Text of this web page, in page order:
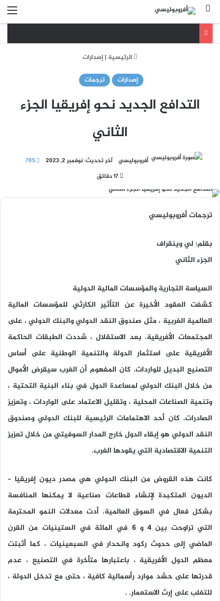
بحث عن
الرئيسية |إصدارات
إصدارات ترجمات
التدافع الجديد نحو إفريقيا الجزء
الثاني
أفروبوليسي آخر تحديث: نوفمبر 2, 2023
705
ترجمات أفروبوليسي
بقلم: لي وينقراف
الجزء الثاني
السياسة التجارية والمؤسسات المالية الدولية
كشفت العقود الأخيرة عن التأثير الكارثي للمؤسسات المالية
العالمية الغربية ، مثل صندوق النقد الدولي والبنك الدولي ، على
المجتمعات الأفريقية. بعد الاستقلال ، شددت الطبقات الحاكمة
الأفريقية على استثمار الدولة والتنمية الوطنية على أساس
التصنيع البديل للواردات. كان المفهوم أن الغرب سيقرض الأموال
من خلال البنك الدولي لمساعدة الدول في بناء البنية التحتية ،
وتنمية الصناعات المحلية ، وتقليل الاعتماد على الواردات ، وتعزيز
الصادرات. كان أحد الاهتمامات الرئيسية للبنك الدولي وصندوق
النقد الدولي هو إبقاء الدول خارج المدار السوفيتي من خلال تعزيز
التنمية الاقتصادية التي يقودها الغرب.
كانت هذه القروض من البنك الدولي هي مصدر ديون إفريقيا –
الديون المتكبدة لإنشاء قطاعات صناعية لا يمكنها المنافسة
بشكل فعال في السوق العالمية. أدت معدلات النمو المحترمة
التي تراوحت بين 4 و 6 في المائة في الستينيات من القرن
الماضي إلى حدوث ركود وانحدار في السبعينيات ، كما أثبتت
معظم الدول الأفريقية ، باعتبارها متأخرة في التصنيع ، عدم
قدرتها على حشد موارد رأسمالية كافية ، حتى مع تدخل الدولة ،
للتغلب على إرث الاستعمار. .